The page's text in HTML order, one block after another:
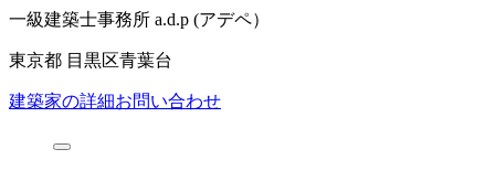
一級建築士事務所 a.d.p (アデペ）
東京都 目黒区青葉台
建築家の詳細お問い合わせ